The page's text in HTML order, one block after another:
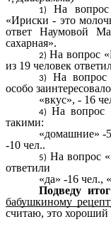
На вопрос
«Ириски - это
ответ Наумовой
сахарная».
На вопрос
из 19 человек
На вопрос
особо
«вкус», - 16
На вопрос
такими:
«домашние» -
-10 чел..
На вопрос
ответили
«да» -16 чел.,
Подведу
бабушкиному
считаю, это хороший